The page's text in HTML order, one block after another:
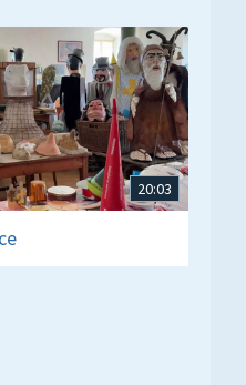
20:03